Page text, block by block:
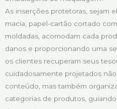
As inserções protetoras, sejam
macia, papel-cartão cortado
moldadas, acomodam cada
danos e proporcionando uma
os clientes recuperam seus
cuidadosamente projetados
conteúdo, mas também
categorias de produtos,